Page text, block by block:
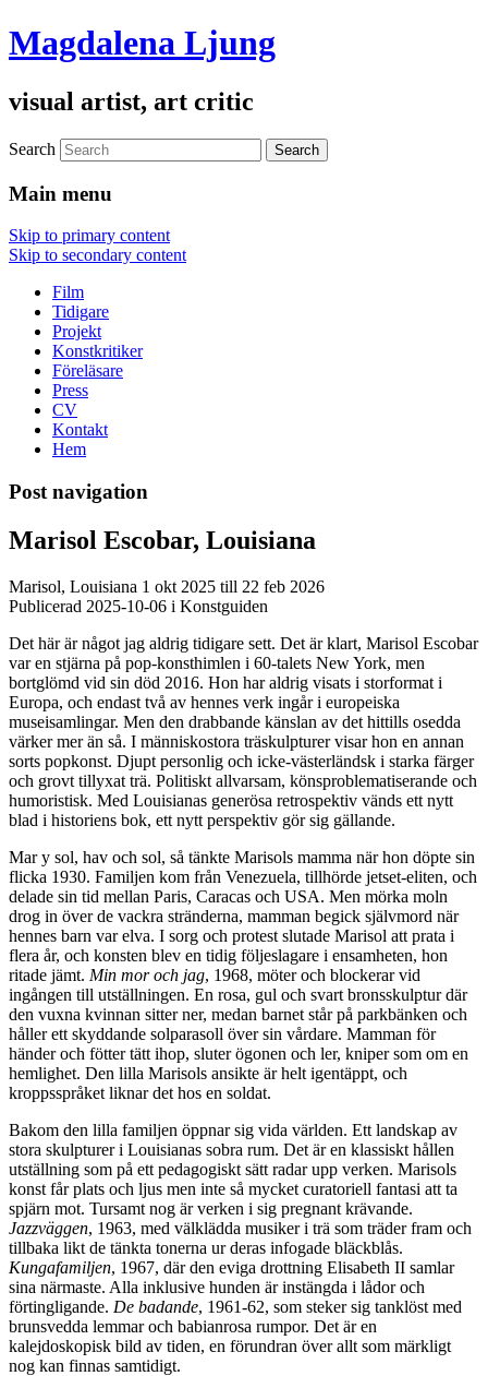
Magdalena Ljung
visual artist, art critic
Search
Main menu
Skip to primary content
Skip to secondary content
Film
Tidigare
Projekt
Konstkritiker
Föreläsare
Press
CV
Kontakt
Hem
Post navigation
Marisol Escobar, Louisiana
Marisol, Louisiana 1 okt 2025 till 22 feb 2026
Publicerad 2025-10-06 i Konstguiden
Det här är något jag aldrig tidigare sett. Det är klart, Marisol Escobar
var en stjärna på pop-konsthimlen i 60-talets New York, men
bortglömd vid sin död 2016. Hon har aldrig visats i storformat i
Europa, och endast två av hennes verk ingår i europeiska
museisamlingar. Men den drabbande känslan av det hittills osedda
värker mer än så. I människostora träskulpturer visar hon en annan
sorts popkonst. Djupt personlig och icke-västerländsk i starka färger
och grovt tillyxat trä. Politiskt allvarsam, könsproblematiserande och
humoristisk. Med Louisianas generösa retrospektiv vänds ett nytt
blad i historiens bok, ett nytt perspektiv gör sig gällande.
Mar y sol, hav och sol, så tänkte Marisols mamma när hon döpte sin
flicka 1930. Familjen kom från Venezuela, tillhörde jetset-eliten, och
delade sin tid mellan Paris, Caracas och USA. Men mörka moln
drog in över de vackra stränderna, mamman begick självmord när
hennes barn var elva. I sorg och protest slutade Marisol att prata i
flera år, och konsten blev en tidig följeslagare i ensamheten, hon
ritade jämt. Min mor och jag, 1968, möter och blockerar vid
ingången till utställningen. En rosa, gul och svart bronsskulptur där
den vuxna kvinnan sitter ner, medan barnet står på parkbänken och
håller ett skyddande solparasoll över sin vårdare. Mamman för
händer och fötter tätt ihop, sluter ögonen och ler, kniper som om en
hemlighet. Den lilla Marisols ansikte är helt igentäppt, och
kroppsspråket liknar det hos en soldat.
Bakom den lilla familjen öppnar sig vida världen. Ett landskap av
stora skulpturer i Louisianas sobra rum. Det är en klassiskt hållen
utställning som på ett pedagogiskt sätt radar upp verken. Marisols
konst får plats och ljus men inte så mycket curatoriell fantasi att ta
spjärn mot. Tursamt nog är verken i sig pregnant krävande.
Jazzväggen, 1963, med välklädda musiker i trä som träder fram och
tillbaka likt de tänkta tonerna ur deras infogade bläckblås.
Kungafamiljen, 1967, där den eviga drottning Elisabeth II samlar
sina närmaste. Alla inklusive hunden är instängda i lådor och
förtingligande. De badande, 1961-62, som steker sig tanklöst med
brunsvedda lemmar och babianrosa rumpor. Det är en
kalejdoskopisk bild av tiden, en förundran över allt som märkligt
nog kan finnas samtidigt.